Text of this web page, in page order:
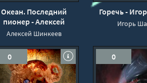
Океан. Последний
пионер - Алексей
Шинкеев (книга 1)
Алексей Шинкеев
Горечь -
Игорь
0 0